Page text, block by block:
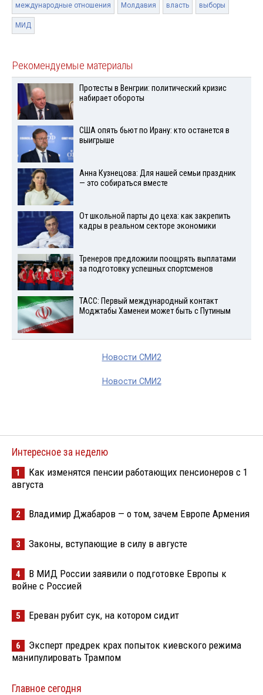
международные отношения Молдавия власть выборы
МИД
Рекомендуемые материалы
Протесты в Венгрии: политический кризис
набирает обороты
США опять бьют по Ирану: кто останется в
выигрыше
Анна Кузнецова: Для нашей семьи праздник
— это собираться вместе
От школьной парты до цеха: как закрепить
кадры в реальном секторе экономики
Тренеров предложили поощрять выплатами
за подготовку успешных спортсменов
ТАСС: Первый международный контакт
Моджтабы Хаменеи может быть с Путиным
Новости СМИ2
Новости СМИ2
Интересное за неделю
1
Как изменятся пенсии работающих пенсионеров с 1
августа
2 Владимир Джабаров — о том, зачем Европе Армения
3 Законы, вступающие в силу в августе
4
В МИД России заявили о подготовке Европы к
войне с Россией
5 Ереван рубит сук, на котором сидит
6
Эксперт предрек крах попыток киевского режима
манипулировать Трампом
Главное сегодня